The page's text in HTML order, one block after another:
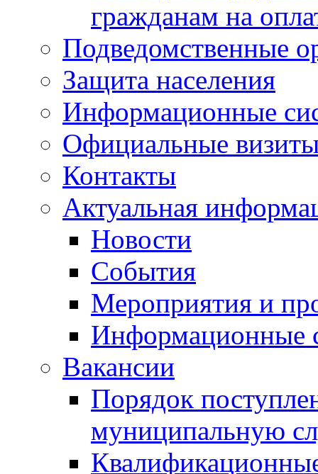
гражданам на
Подведомственные
Защита населения
Информационные
Официальные
Контакты
Актуальная
Новости
События
Мероприятия и
Информационные
Вакансии
Порядок
муниципальную